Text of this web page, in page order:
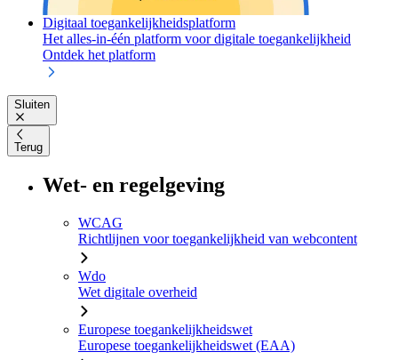
Digitaal toegankelijkheidsplatform
Het alles-in-één platform voor digitale toegankelijkheid
Ontdek het platform
Sluiten
Terug
Wet- en regelgeving
WCAG
Richtlijnen voor toegankelijkheid van webcontent
Wdo
Wet digitale overheid
Europese toegankelijkheidswet
Europese toegankelijkheidswet (EAA)